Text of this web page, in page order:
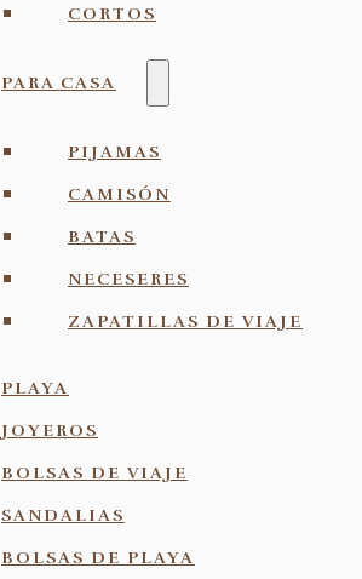
CORTOS
PARA CASA
PIJAMAS
CAMISÓN
BATAS
NECESERES
ZAPATILLAS DE VIAJE
PLAYA
JOYEROS
BOLSAS DE VIAJE
SANDALIAS
BOLSAS DE PLAYA